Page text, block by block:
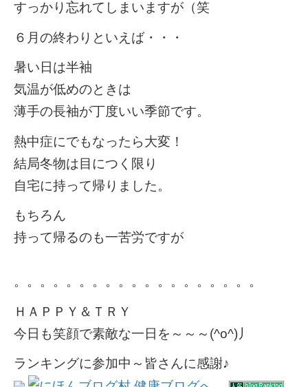
すっかり忘れてしまいますが（笑
６月の終わりといえば・・・
暑い日は半袖
気温が低めのときは
薄手の長袖が丁度いい季節です。
熱中症にでもなったら大変！
結局冬物は目につく限り
自宅に持って帰りました。
もちろん
持って帰るのも一苦労ですが
。。。。。。。。。。。。。。。。。。。
ＨＡＰＰＹ＆ＴＲＹ
今日も笑顔で素敵な一日を～～～(^o^)丿
ランキングに参加中～皆さんに感謝♪